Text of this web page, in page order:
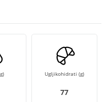
Ugljikohidrati (g)
77